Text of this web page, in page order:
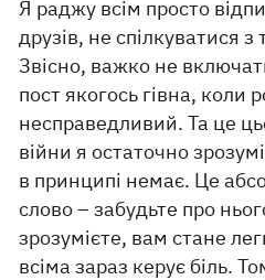
Я раджу всім просто
друзів, не спілкуватися
Звісно, важко не
пост якогось гівна, коли
несправедливий. Та це
війни я остаточно
в принципі немає. Це
слово – забудьте про
зрозумієте, вам стане
всіма зараз керує біль.